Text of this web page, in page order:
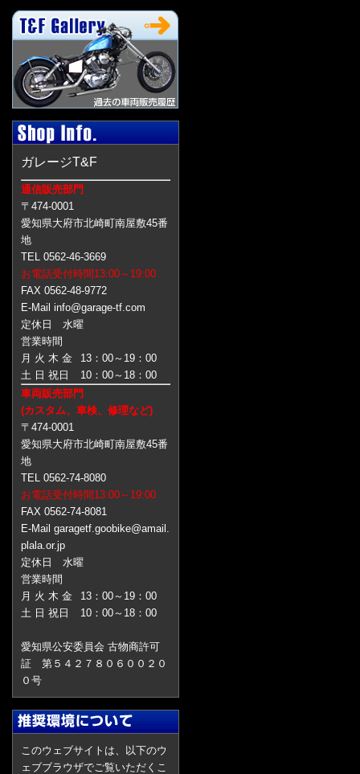
ガレージT&F
通信販売部門
〒474-0001
愛知県大府市北崎町南屋敷45番
地
TEL 0562-46-3669
お電話受付時間13:00～19:00
FAX 0562-48-9772
E-Mail info@garage-tf.com
定休日 水曜
営業時間
月 火 木 金
13：00～19：00
土 日 祝日
10：00～18：00
車両販売部門
(カスタム、車検、修理など)
〒474-0001
愛知県大府市北崎町南屋敷45番
地
TEL 0562-74-8080
お電話受付時間13:00～19:00
FAX 0562-74-8081
E-Mail garagetf.goobike@amail.
plala.or.jp
定休日 水曜
営業時間
月 火 木 金
13：00～19：00
土 日 祝日
10：00～18：00
愛知県公安委員会 古物商許可
証 第５４２７８０６００２０
０号
このウェブサイトは、以下のウ
ェブブラウザでご覧いただくこ